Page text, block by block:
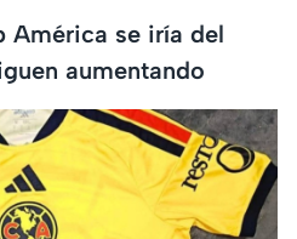
América se iría del
aumentando